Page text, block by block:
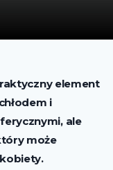
element
i
ale
może